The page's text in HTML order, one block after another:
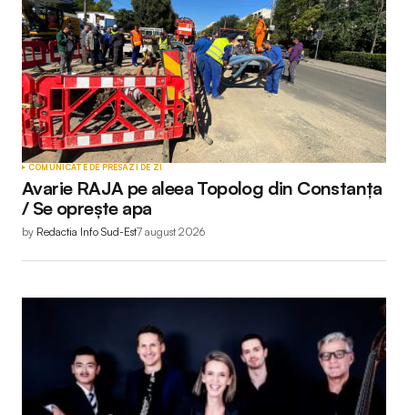
COMUNICATE DE PRESĂZI DE ZI
Avarie RAJA pe aleea Topolog din Constanța
/ Se oprește apa
by Redactia Info Sud-Est7 august 2026